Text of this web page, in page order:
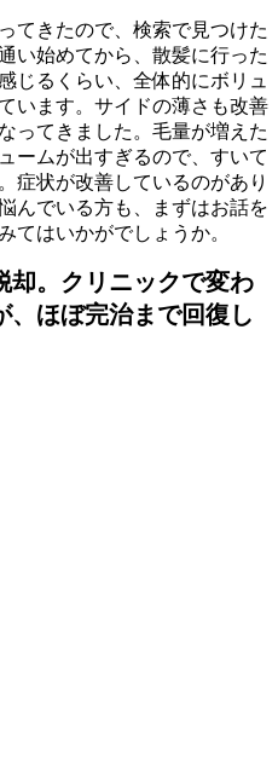
てきたので、検索で見つけた
い始めてから、散髪に行った
じるくらい、全体的にボリュ
います。サイドの薄さも改善
ってきました。毛量が増えた
ームが出すぎるので、すいて
症状が改善しているのがあり
んでいる方も、まずはお話を
てはいかがでしょうか。
却。クリニックで変わ
、ほぼ完治まで回復し